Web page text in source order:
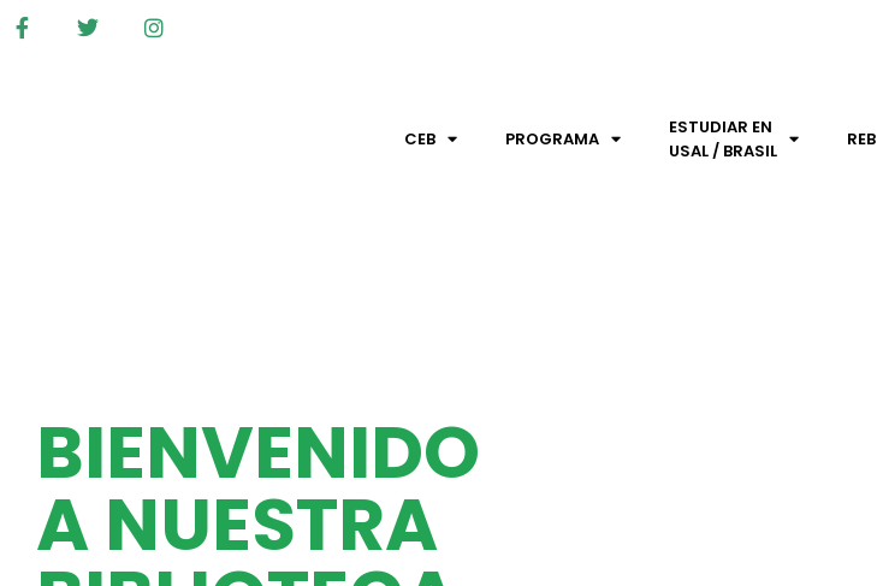
CEB PROGRAMA
ESTUDIAR EN
USAL / BRASIL
REB
BIENVENIDO
A NUESTRA